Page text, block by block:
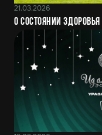
21.03.2026
О состоянии